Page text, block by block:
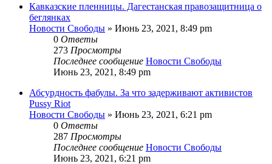
Кавказские пленницы. Дагестанская правозащитница о
беглянках
Новости Свободы » Июнь 23, 2021, 8:49 pm
0 Ответы
273 Просмотры
Последнее сообщение Новости Свободы
Июнь 23, 2021, 8:49 pm
Абсурдность фабулы. За что задерживают активистов
Pussy Riot
Новости Свободы » Июнь 23, 2021, 6:21 pm
0 Ответы
287 Просмотры
Последнее сообщение Новости Свободы
Июнь 23, 2021, 6:21 pm